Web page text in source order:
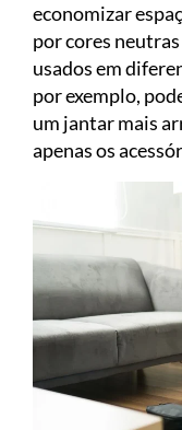
economizar
por cores
usados em
por exemplo,
um jantar mais
apenas os